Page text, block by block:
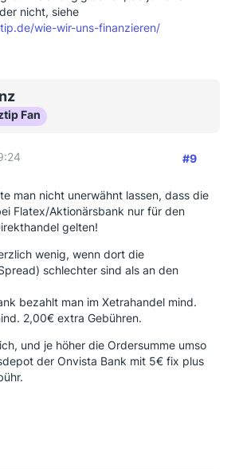
nicht, siehe
wie-wir-uns-finanzieren/
Fan
#9
man nicht unerwähnt lassen, dass die
Flatex/Aktionärsbank nur für den
gelten!
wenig, wenn dort die
schlechter sind als an den
bezahlt man im Xetrahandel mind.
2,00€ extra Gebühren.
und je höher die Ordersumme umso
der Onvista Bank mit 5€ fix plus